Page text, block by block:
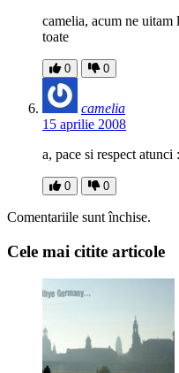
camelia, acum ne
toate
0 0
camelia
15 aprilie 2008
a, pace si respect atunci
0 0
Comentariile sunt închise.
Cele mai citite articole